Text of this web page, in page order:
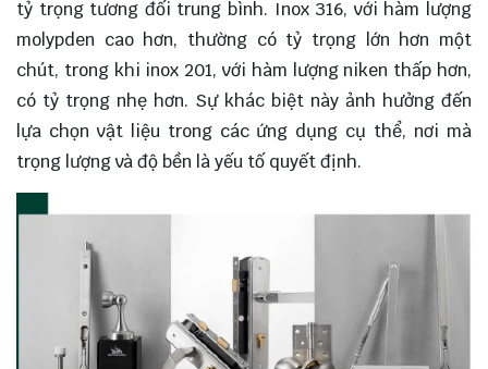
tỷ trọng tương đối trung bình. Inox 316, với hàm lượng
molypden cao hơn, thường có tỷ trọng lớn hơn một
chút, trong khi inox 201, với hàm lượng niken thấp hơn,
có tỷ trọng nhẹ hơn. Sự khác biệt này ảnh hưởng đến
lựa chọn vật liệu trong các ứng dụng cụ thể, nơi mà
trọng lượng và độ bền là yếu tố quyết định.